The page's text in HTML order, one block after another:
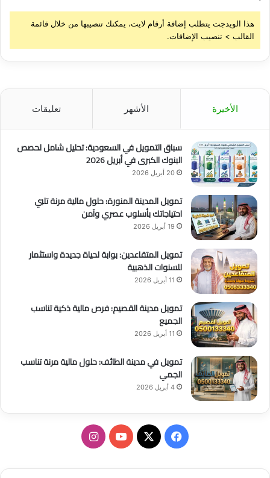
هذا الويدجت يتطلب إضافة أرقام لايت، يمكنك تنصيبها من خلال قائمة
القالب > تنصيب الإضافات.
الأخيرة الأشهر تعليقات
سباق التمويل في السعودية: تحليل شامل لحصص
البنوك الكبرى في أبريل 2026
20 أبريل 2026
تمويل المدينة المنورة: حلول مالية مرنة تلبي
احتياجاتك بأسلوب عصري وآمن
19 أبريل 2026
تمويل المتقاعدين: بوابة لحياة جديدة واستثمار
للسنوات الذهبية
11 أبريل 2026
تمويل مدينة القصيم: فرص مالية ذكية تناسب
الجميع
11 أبريل 2026
تمويل في مدينة الطائف: حلول مالية مرنة تناسب
الجمي
4 أبريل 2026